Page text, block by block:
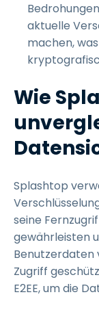
aktuelle
machen,
Wie
Splashtop
seine
gewährleisten
Zugriff
E2EE, um die